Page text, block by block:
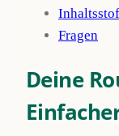
Fragen
Deine